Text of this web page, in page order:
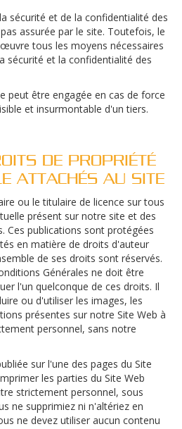
sécurité et de la confidentialité des
assurée par le site. Toutefois, le
tous les moyens nécessaires
sécurité et la confidentialité des
peut être engagée en cas de force
et insurmontable d'un tiers.
DE PROPRIÉTÉ
ATTACHÉS AU SITE
ou le titulaire de licence sur tous
présent sur notre site et des
Ces publications sont protégées
en matière de droits d'auteur
de ses droits sont réservés.
Générales ne doit être
l'un quelconque de ces droits. Il
ou d'utiliser les images, les
présentes sur notre Site Web à
personnel, sans notre
sur l'une des pages du Site
les parties du Site Web
strictement personnel, sous
ne supprimiez ni n'altériez en
ne devez utiliser aucun contenu